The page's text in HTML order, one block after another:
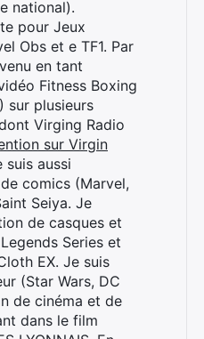
national).
pour Jeux
Obs et e TF1. Par
en tant
Fitness Boxing
sur plusieurs
Virging Radio
sur Virgin
suis aussi
comics (Marvel,
Seiya. Je
de casques et
Series et
EX. Je suis
(Star Wars, DC
de cinéma et de
dans le film